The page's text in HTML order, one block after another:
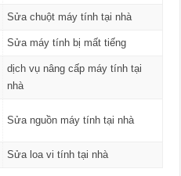
Sửa chuột máy tính tại nhà
Sửa máy tính bị mất tiếng
dịch vụ nâng cấp máy tính tại
nhà
Sửa nguồn máy tính tại nhà
Sửa loa vi tính tại nhà